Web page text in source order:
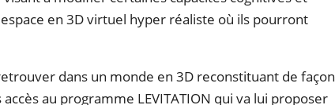
en 3D virtuel hyper réaliste où ils pourront
dans un monde en 3D reconstituant de façon
au programme LEVITATION qui va lui proposer